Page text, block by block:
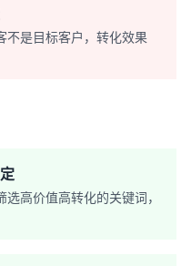
不是目标客户，转化效果
高价值高转化的关键词，